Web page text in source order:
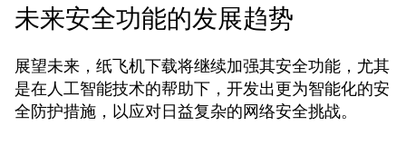
未来安全功能的发展趋势
展望未来，纸飞机下载将继续加强其安全功能，尤其
是在人工智能技术的帮助下，开发出更为智能化的安
全防护措施，以应对日益复杂的网络安全挑战。